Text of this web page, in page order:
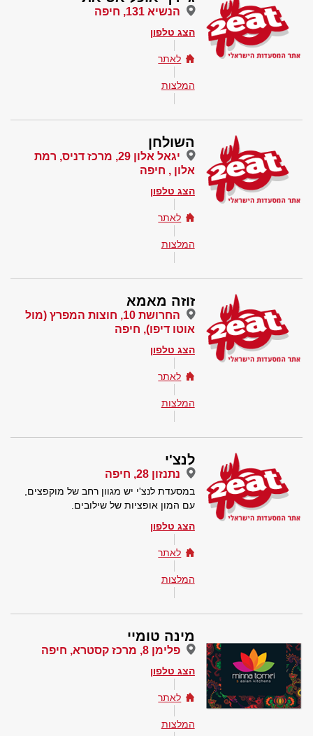
הנשיא 131, חיפה
הצג טלפון
לאתר
המלצות
השולחן
יגאל אלון 29, מרכז דניס, רמת
אלון , חיפה
הצג טלפון
לאתר
המלצות
זוזה מאמא
החרושת 10, חוצות המפרץ (מול
אוטו דיפו), חיפה
הצג טלפון
לאתר
המלצות
לנצ'י
נתנזון 28, חיפה
במסעדת לנצ'י יש מגוון רחב של מוקפצים,
עם המון אופציות של שילובים.
הצג טלפון
לאתר
המלצות
מינה טומיי
פלימן 8, מרכז קסטרא, חיפה
הצג טלפון
לאתר
המלצות